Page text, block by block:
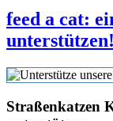
feed a cat:
unterstützen!
Straßenkatzen